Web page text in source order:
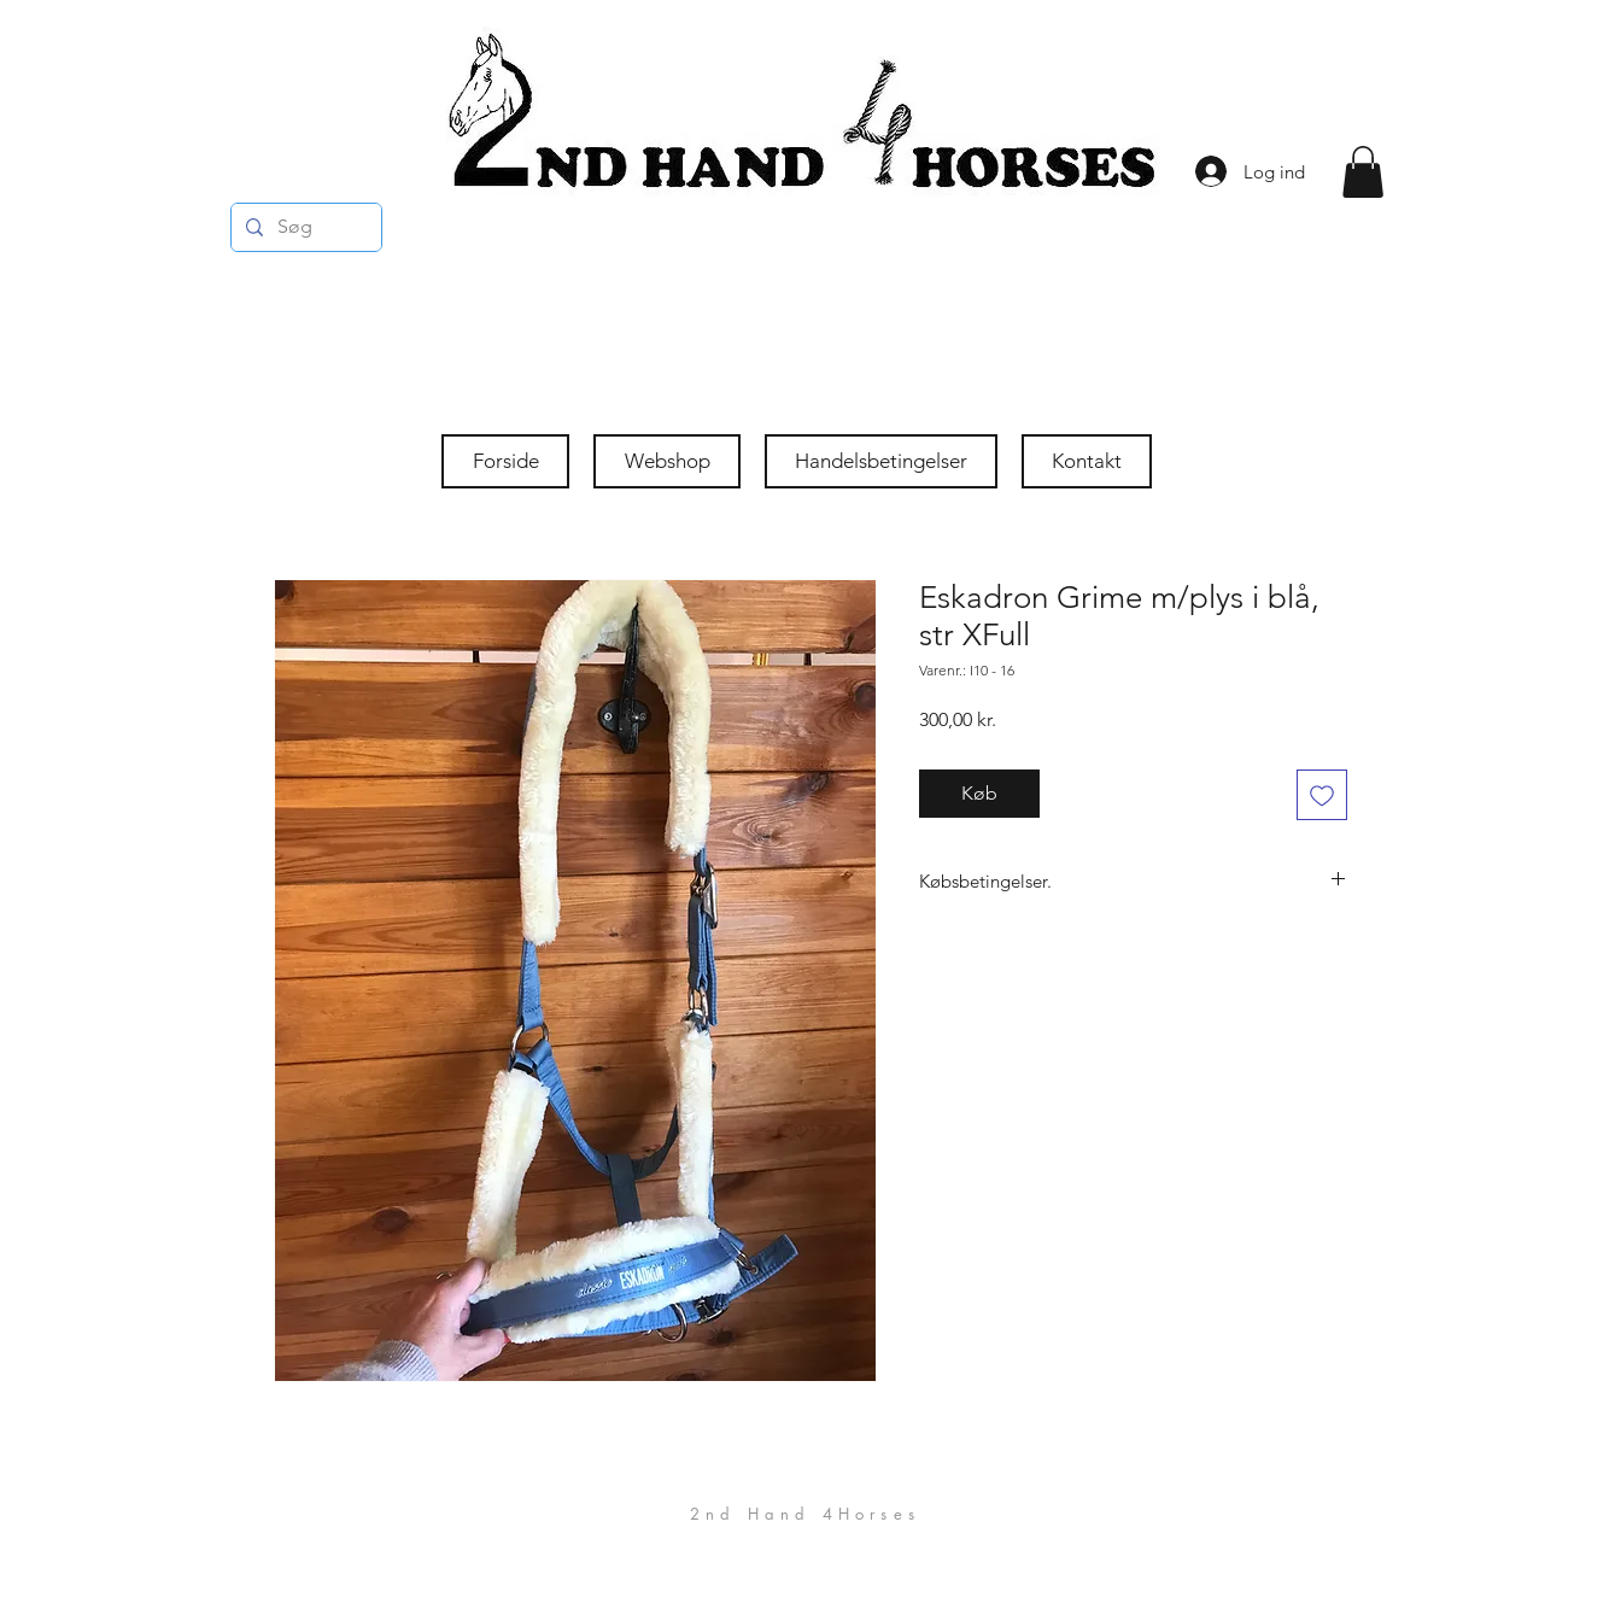
Log ind
Forside Webshop Handelsbetingelser Kontakt
Eskadron Grime m/plys i blå,
str XFull
Varenr.: I10 - 16
300,00 kr.
Køb
Købsbetingelser.
2nd Hand 4Horses